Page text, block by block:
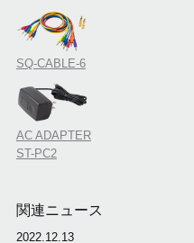
SQ-CABLE-6
AC ADAPTER
ST-PC2
関連ニュース
2022.12.13